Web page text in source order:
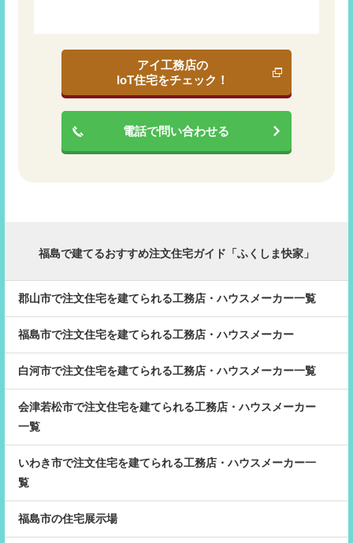
アイ工務店の
IoT住宅をチェック！
電話で問い合わせる
福島で建てるおすすめ注文住宅ガイド「ふくしま快家」
郡山市で注文住宅を建てられる工務店・ハウスメーカー一覧
福島市で注文住宅を建てられる工務店・ハウスメーカー
白河市で注文住宅を建てられる工務店・ハウスメーカー一覧
会津若松市で注文住宅を建てられる工務店・ハウスメーカー
一覧
いわき市で注文住宅を建てられる工務店・ハウスメーカー一
覧
福島市の住宅展示場